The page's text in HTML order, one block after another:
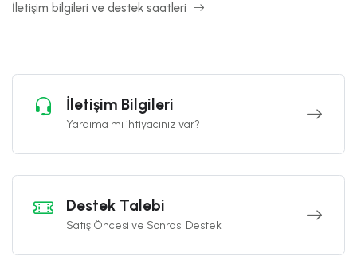
İletişim bilgileri ve destek saatleri
İletişim Bilgileri
Yardıma mı ihtiyacınız var?
Destek Talebi
Satış Öncesi ve Sonrası Destek